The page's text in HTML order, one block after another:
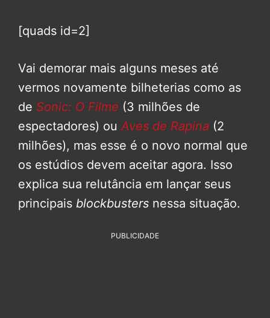
[quads id=2]
Vai demorar mais alguns meses até
vermos novamente bilheterias como as
de Sonic: O Filme (3 milhões de
espectadores) ou Aves de Rapina (2
milhões), mas esse é o novo normal que
os estúdios devem aceitar agora. Isso
explica sua relutância em lançar seus
principais blockbusters nessa situação.
PUBLICIDADE